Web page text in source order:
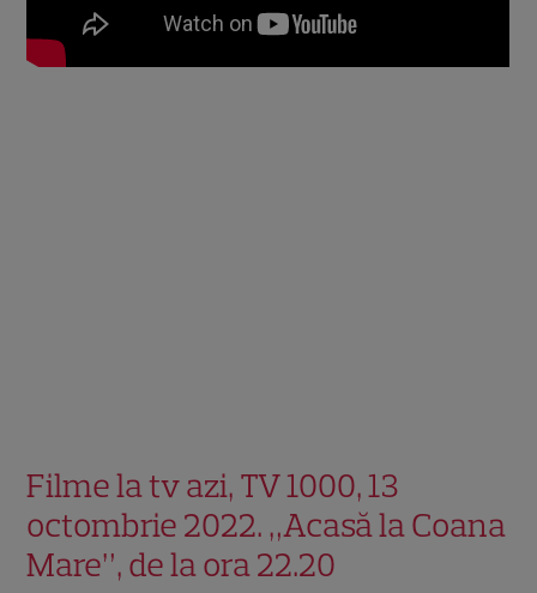
Filme la tv azi, TV 1000, 13
octombrie 2022. „Acasă la Coana
Mare”, de la ora 22.20